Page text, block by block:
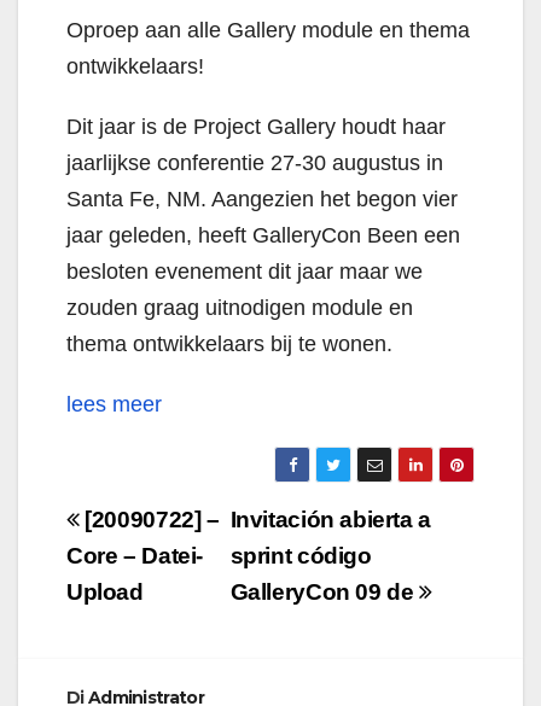
Oproep aan alle Gallery module en thema
ontwikkelaars!
Dit jaar is de Project Gallery houdt haar
jaarlijkse conferentie 27-30 augustus in
Santa Fe, NM. Aangezien het begon vier
jaar geleden, heeft GalleryCon Been een
besloten evenement dit jaar maar we
zouden graag uitnodigen module en
thema ontwikkelaars bij te wonen.
lees meer
Navigazione
articoli
Invitación abierta a
sprint código
GalleryCon 09 de
[20090722] –
Core – Datei-
Upload
DiAdministrator